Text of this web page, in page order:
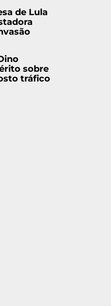
de Lula
sobre
tráfico